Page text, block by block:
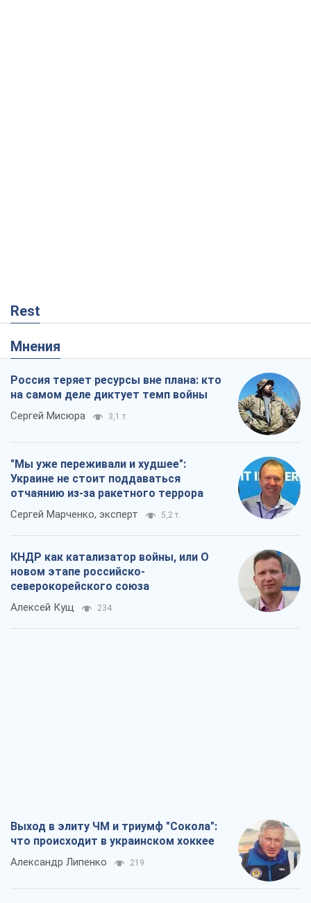
Rest
Мнения
Россия теряет ресурсы вне плана: кто
на самом деле диктует темп войны
Сергей Мисюра 3,1 т.
"Мы уже переживали и худшее":
Украине не стоит поддаваться
отчаянию из-за ракетного террора
Сергей Марченко, эксперт 5,2 т.
КНДР как катализатор войны, или О
новом этапе российско-
северокорейского союза
Алексей Кущ 234
Выход в элиту ЧМ и триумф "Сокола":
что происходит в украинском хоккее
Александр Липенко 219